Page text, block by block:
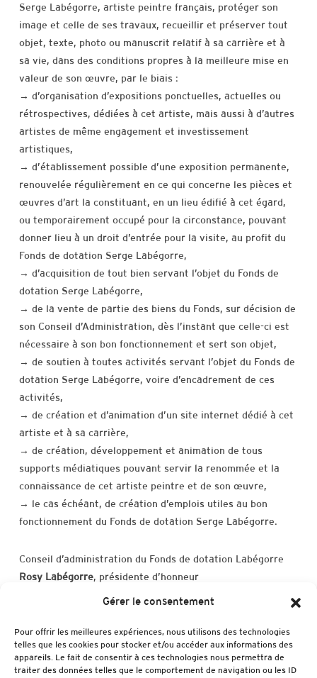
Gérer le consentement
Pour offrir les meilleures expériences, nous utilisons des technologies
telles que les cookies pour stocker et/ou accéder aux informations des
appareils. Le fait de consentir à ces technologies nous permettra de
traiter des données telles que le comportement de navigation ou les ID
Serge Labégorre, artiste peintre français, protéger son
image et celle de ses travaux, recueillir et préserver tout
objet, texte, photo ou manuscrit relatif à sa carrière et à
sa vie, dans des conditions propres à la meilleure mise en
valeur de son œuvre, par le biais :
→ d’organisation d’expositions ponctuelles, actuelles ou
rétrospectives, dédiées à cet artiste, mais aussi à d’autres
artistes de même engagement et investissement
artistiques,
→ d’établissement possible d’une exposition permanente,
renouvelée régulièrement en ce qui concerne les pièces et
œuvres d’art la constituant, en un lieu édifié à cet égard,
ou temporairement occupé pour la circonstance, pouvant
donner lieu à un droit d’entrée pour la visite, au profit du
Fonds de dotation Serge Labégorre,
→ d’acquisition de tout bien servant l’objet du Fonds de
dotation Serge Labégorre,
→ de la vente de partie des biens du Fonds, sur décision de
son Conseil d’Administration, dès l’instant que celle-ci est
nécessaire à son bon fonctionnement et sert son objet,
→ de soutien à toutes activités servant l’objet du Fonds de
dotation Serge Labégorre, voire d’encadrement de ces
activités,
→ de création et d’animation d’un site internet dédié à cet
artiste et à sa carrière,
→ de création, développement et animation de tous
supports médiatiques pouvant servir la renommée et la
connaissance de cet artiste peintre et de son œuvre,
→ le cas échéant, de création d’emplois utiles au bon
fonctionnement du Fonds de dotation Serge Labégorre.
Conseil d’administration du Fonds de dotation Labégorre
Rosy Labégorre, présidente d’honneur
, secrétaire générale
Sophie Labégorre, présidente
Jean-François Moueix, soutien du projet depuis le début,